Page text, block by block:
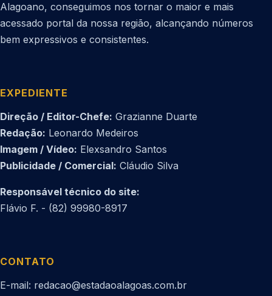
Alagoano, conseguimos nos tornar o maior e mais
acessado portal da nossa região, alcançando números
bem expressivos e consistentes.
EXPEDIENTE
Direção / Editor-Chefe: Grazianne Duarte
Redação: Leonardo Medeiros
Imagem / Vídeo: Elexsandro Santos
Publicidade / Comercial: Cláudio Silva
Responsável técnico do site:
Flávio F. - (82) 99980-8917
CONTATO
E-mail: redacao@estadaoalagoas.com.br